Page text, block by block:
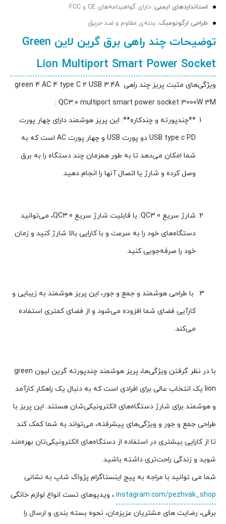
استانداردهای ایمنی: دارای گواهینامه‌های CE و FCC
طراحی ارگونومیک: بدنه‌ی مقاوم و ضد حریق
توضیحات چند راهی برق گرین لاین Green
Lion Multiport Smart Power Socket
ویژگی‌های مثبت پریز چند راهی green 4 AC 4 type C 2 USB 3.4A
QC3.0 multiport smart power socket 3000W 3M :
**چندپورته و چندکاره**: این پریز هوشمند دارای چهار پورت
USB type c PD دو پورت USB و چهار پورت AC است که به
شما امکان می‌دهد تا به طور همزمان چند دستگاه را به برق
وصل کرده و شارژ یا اتصال آنها را انجام دهید.
شارژ سریع QC3.0: با قابلیت شارژ سریع QC3.0، می‌توانید
دستگاه‌های خود را به سرعت و با کارایی بالا شارژ کنید و زمان
خود را صرفه‌جویی کنید.
با طراحی هوشمند و جمع و جور، این پریز هوشمند به زیبایی و
کارآیی فضای شما افزوده می‌شود و از فضای کمتری استفاده
می‌کند.
با در نظر گرفتن ویژگی‌ها، پریز هوشمند چندپورته گرین لیون green
lion یک انتخاب عالی برای افرادی است که به دنبال یک راهکار کارآمد
و هوشمند برای شارژ دستگاه‌های الکترونیکی‌شان هستند. این پریز با
طراحی جمع و جور و ویژگی‌های پیشرفته، می‌تواند به شما کمک کند
تا از کارایی بیشتری در استفاده از دستگاه‌های الکترونیکی‌تان بهره‌مند
شوید و زندگی راحت‌تری داشته باشید.
شما می توانید با مراجه به پیج اینستاگرام پژواک شاپ به نشانی
instagram.com/pezhvak_shop ، ویدیوهای تست انواع لوازم خانگی
برقی، رضایت های مشتریان عزیزمان، نحوه بسته بندی و ارسال را